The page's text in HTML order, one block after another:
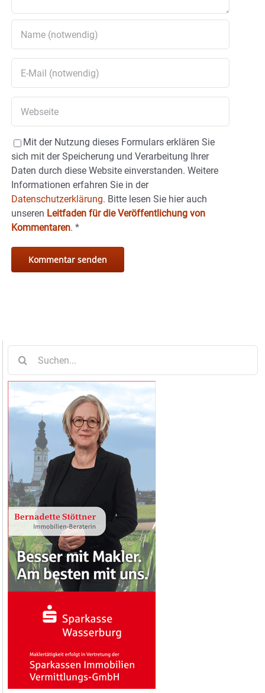
Mit der Nutzung dieses Formulars erklären Sie
sich mit der Speicherung und Verarbeitung Ihrer
Daten durch diese Website einverstanden. Weitere
Informationen erfahren Sie in der
Datenschutzerklärung. Bitte lesen Sie hier auch
unseren Leitfaden für die Veröffentlichung von
Kommentaren. *
nach: